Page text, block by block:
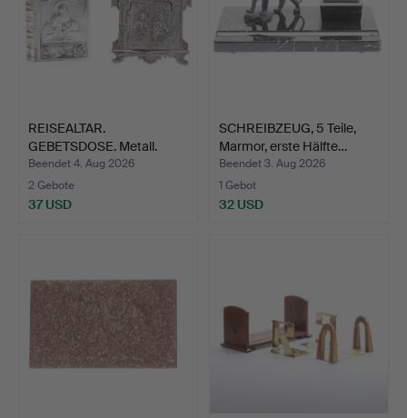
REISEALTAR.
GEBETSDOSE. Metall.
Beendet 4. Aug 2026
2 Gebote
37 USD
SCHREIBZEUG, 5 Teile,
Marmor, erste Hälfte…
Beendet 3. Aug 2026
1 Gebot
32 USD